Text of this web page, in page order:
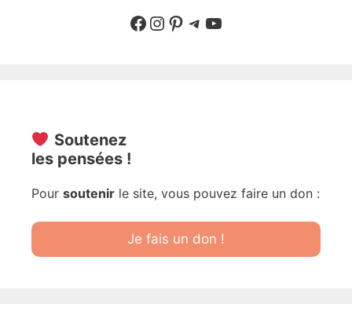
Suivre sur Facebook
Suivre sur Instagram
Pinterest
Sur Telegram
YouTube
Soutenez
les pensées !
Pour soutenir le site, vous pouvez faire un don :
Je fais un don !